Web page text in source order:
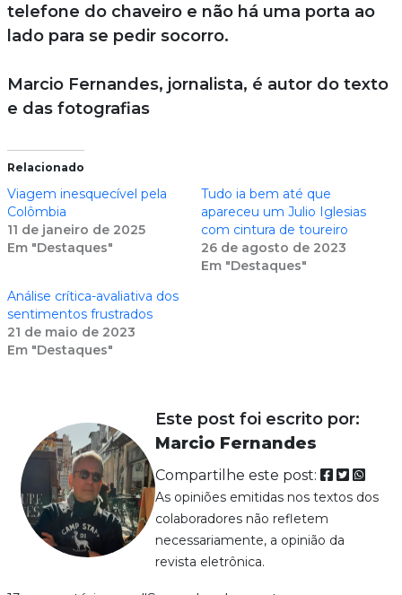
telefone do chaveiro e não há uma porta ao
lado para se pedir socorro.
Marcio Fernandes, jornalista, é autor do texto
e das fotografias
Relacionado
Viagem inesquecível pela
Colômbia
11 de janeiro de 2025
Em "Destaques"
Tudo ia bem até que
apareceu um Julio Iglesias
com cintura de toureiro
26 de agosto de 2023
Em "Destaques"
Análise crítica-avaliativa dos
sentimentos frustrados
21 de maio de 2023
Em "Destaques"
Este post foi escrito por:
Marcio Fernandes
Compartilhe este post:
As opiniões emitidas nos textos dos
colaboradores não refletem
necessariamente, a opinião da
revista eletrônica.